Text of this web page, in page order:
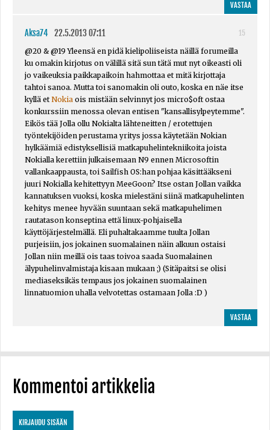
VASTAA
Aksa74 22.5.2013 07:11
15
@20 & @19 Yleensä en pidä kielipoliiseista näillä forumeilla
ku omakin kirjotus on välillä sitä sun tätä mut nyt oikeasti oli
jo vaikeuksia paikkapaikoin hahmottaa et mitä kirjottaja
tahtoi sanoa. Mutta toi sanomakin oli outo, koska en näe itse
kyllä etNokia ois mistään selvinnyt jos micro$oft ostaa
konkurssiin menossa olevan entisen "kansallisylpeytemme".
Eikös tää Jolla ollu Nokialta lähteneitten / erotettujen
työntekijöiden perustama yritys jossa käytetään Nokian
hylkäämiä edistyksellisiä matkapuhelintekniikoita joista
Nokialla kerettiin julkaisemaan N9 ennen Microsoftin
vallankaappausta, toi Sailfish OS:han pohjaa käsittääkseni
juuri Nokialla kehitettyyn MeeGoon? Itse ostan Jollan vaikka
kannatuksen vuoksi, koska mielestäni siinä matkapuhelinten
kehitys menee hyvään suuntaan sekä matkapuhelimen
rautatason konseptina että linux-pohjaisella
käyttöjärjestelmällä. Eli puhaltakaamme tuulta Jollan
purjeisiin, jos jokainen suomalainen näin alkuun ostaisi
Jollan niin meillä ois taas toivoa saada Suomalainen
älypuhelinvalmistaja kisaan mukaan ;) (Sitäpaitsi se olisi
mediaseksikäs tempaus jos jokainen suomalainen
linnatuomion uhalla velvotettas ostamaan Jolla :D )
VASTAA
Kommentoi artikkelia
KIRJAUDU SISÄÄN